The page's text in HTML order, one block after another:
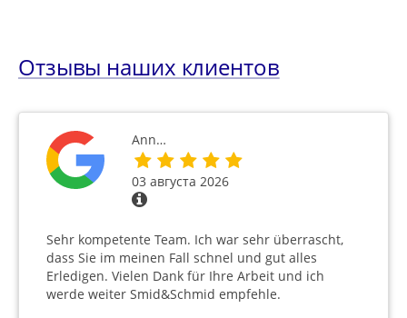
Отзывы наших клиентов
Ann…
03 августа 2026
Sehr kompetente Team. Ich war sehr überrascht,
dass Sie im meinen Fall schnel und gut alles
Erledigen. Vielen Dank für Ihre Arbeit und ich
werde weiter Smid&Schmid empfehle.